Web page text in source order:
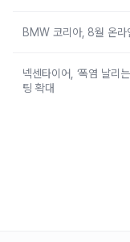
BMW 코리아, 8월 온라
넥센타이어, ‘폭염 날리
팅 확대